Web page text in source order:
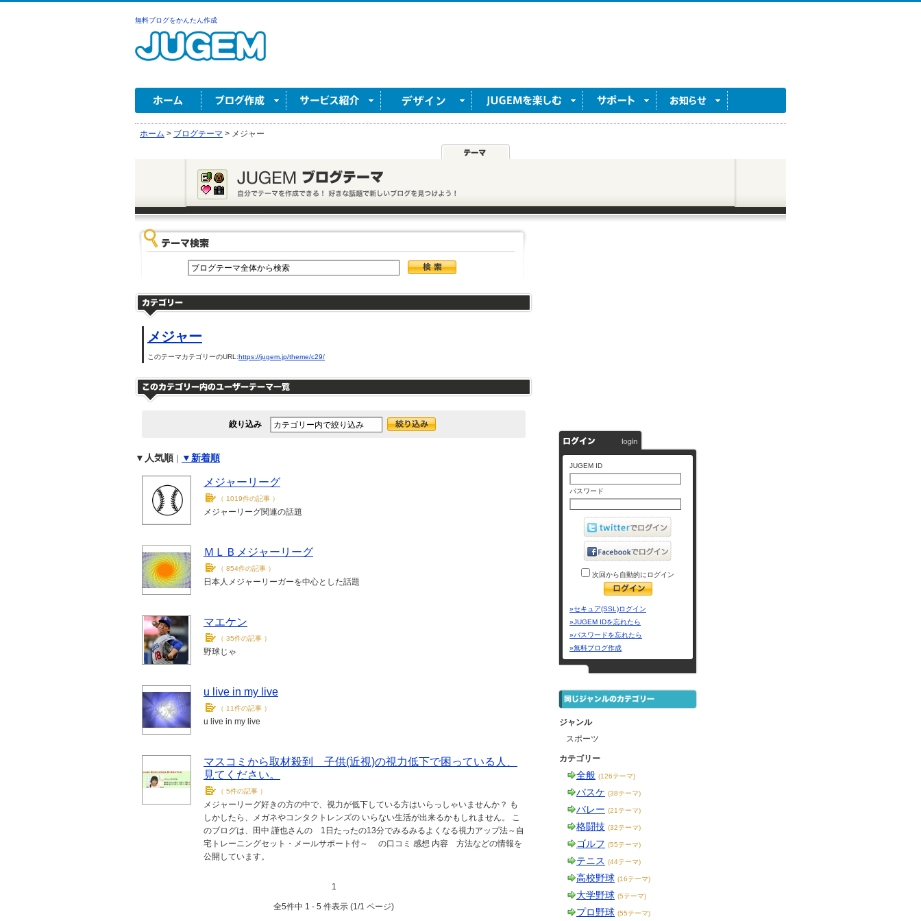
無料ブログをかんたん作成
ホーム > ブログテーマ > メジャー
メジャー
このテーマカテゴリーのURL:https://jugem.jp/theme/c29/
絞り込み
▼人気順 ▼新着順
メジャーリーグ
（ 1019件の記事 ）
メジャーリーグ関連の話題
ＭＬＢメジャーリーグ
（ 854件の記事 ）
日本人メジャーリーガーを中心とした話題
マエケン
（ 35件の記事 ）
野球じゃ
u live in my live
（ 11件の記事 ）
u live in my live
マスコミから取材殺到 子供(近視)の視力低下で困っている人、
見てください。
（ 5件の記事 ）
メジャーリーグ好きの方の中で、視力が低下している方はいらっしゃいませんか？ も
しかしたら、メガネやコンタクトレンズの いらない生活が出来るかもしれません。 こ
のブログは、田中 謹也さんの 1日たったの13分でみるみるよくなる視力アップ法～自
宅トレーニングセット・メールサポート付～ の口コミ 感想 内容 方法などの情報を
公開しています。
1
全5件中 1 - 5 件表示 (1/1 ページ)
JUGEM ID
パスワード
次回から自動的にログイン
»セキュア(SSL)ログイン
»JUGEM IDを忘れたら
»パスワードを忘れたら
»無料ブログ作成
ジャンル
スポーツ
カテゴリー
全般 (126テーマ)
バスケ (38テーマ)
バレー (21テーマ)
格闘技 (32テーマ)
ゴルフ (55テーマ)
テニス (44テーマ)
高校野球 (16テーマ)
大学野球 (5テーマ)
プロ野球 (55テーマ)